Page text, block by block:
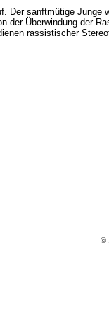
Der sanftmütige Junge
der Überwindung der
rassistischer
©